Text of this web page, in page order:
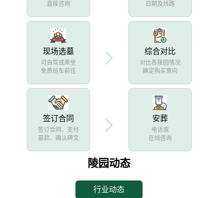
直接咨询
日期及线路
现场选墓
可自驾或乘坐
免费班车前往
综合对比
对比各陵园情况
确定购买意向
签订合同
签订合同、支付
墓款、确认碑文
安葬
电话或
在线咨询
陵园动态
行业动态